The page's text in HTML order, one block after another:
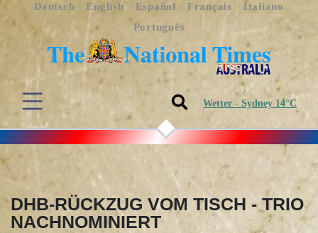
Deutsch English Español Français
Italiano
Português
Wetter - Sydney 14°C
DHB-RÜCKZUG VOM TISCH - TRIO
NACHNOMINIERT